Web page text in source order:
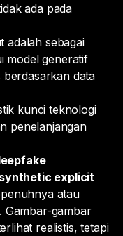
ada pada
adalah sebagai
model generatif
data
kunci teknologi
penelanjangan
synthetic explicit
atau
Gambar-gambar
realistis, tetapi